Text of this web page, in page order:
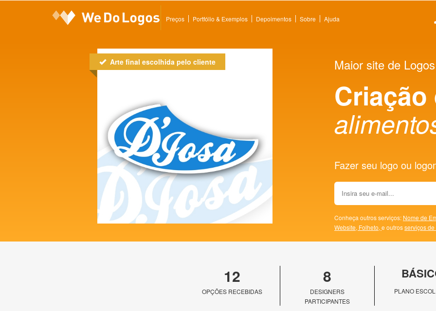
Preços Portfólio & Exemplos Depoimentos Sobre Ajuda
Arte final escolhida pelo cliente Maior site de
Criação
Fazer seu logo ou
Conheça outros serviços: Nome de
Website, Folheto, e outrosserviços
12
OPÇÕES RECEBIDAS
8
DESIGNERS
PARTICIPANTES
PLANO